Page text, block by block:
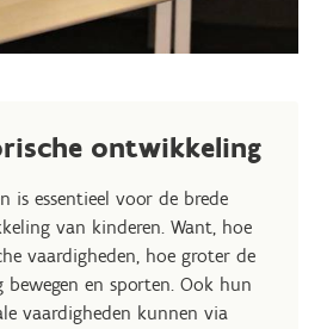
ontwikkeling
is essentieel voor de brede
van kinderen. Want, hoe
vaardigheden, hoe groter de
bewegen en sporten. Ook hun
vaardigheden kunnen via